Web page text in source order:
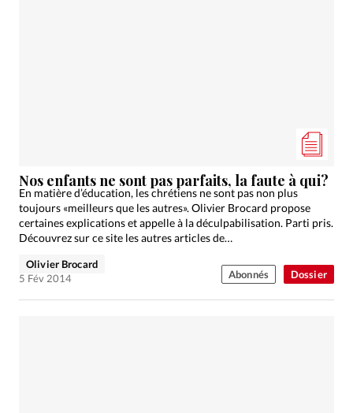
Dossier
Nos enfants ne sont pas parfaits, la faute à qui?
En matière d’éducation, les chrétiens ne sont pas non plus
toujours «meilleurs que les autres». Olivier Brocard propose
certaines explications et appelle à la déculpabilisation. Parti pris.
Découvrez sur ce site les autres articles de…
Olivier Brocard
5 Fév 2014
Abonnés